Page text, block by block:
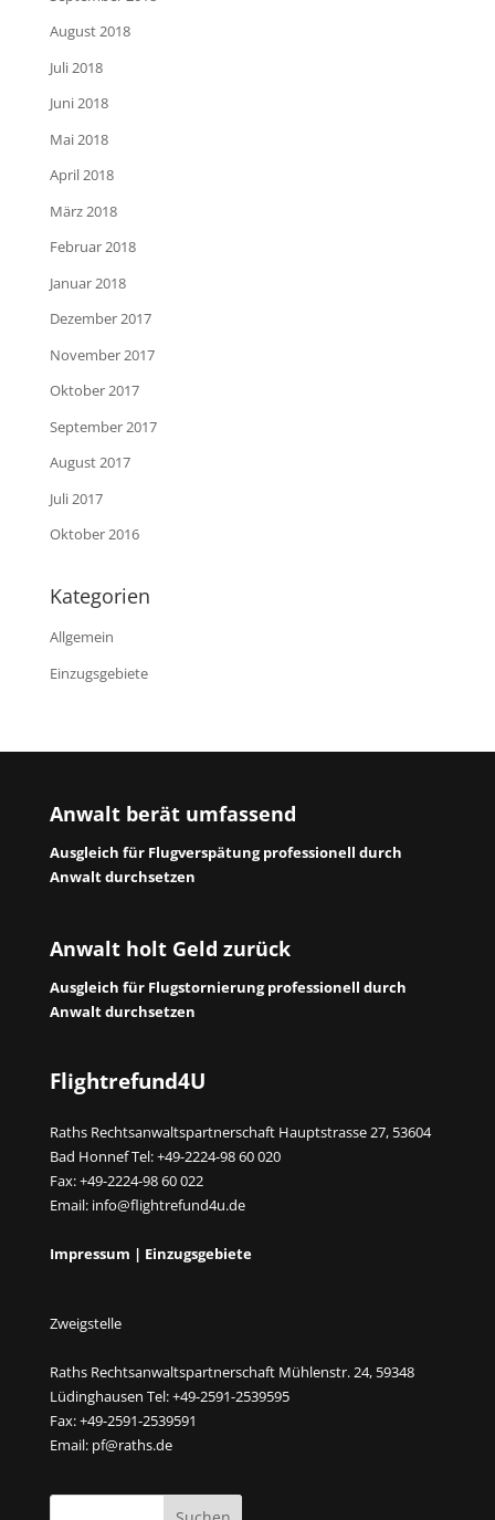
August 2018
Juli 2018
Juni 2018
Mai 2018
April 2018
März 2018
Februar 2018
Januar 2018
Dezember 2017
November 2017
Oktober 2017
September 2017
August 2017
Juli 2017
Oktober 2016
Kategorien
Allgemein
Einzugsgebiete
Anwalt berät umfassend
Ausgleich für Flugverspätung professionell durch
Anwalt durchsetzen
Anwalt holt Geld zurück
Ausgleich für Flugstornierung professionell durch
Anwalt durchsetzen
Flightrefund4U
Raths Rechtsanwaltspartnerschaft Hauptstrasse 27, 53604
Bad Honnef Tel: +49-2224-98 60 020
Fax: +49-2224-98 60 022
Email: info@flightrefund4u.de
Impressum | Einzugsgebiete
Zweigstelle
Raths Rechtsanwaltspartnerschaft Mühlenstr. 24, 59348
Lüdinghausen Tel: +49-2591-2539595
Fax: +49-2591-2539591
Email: pf@raths.de